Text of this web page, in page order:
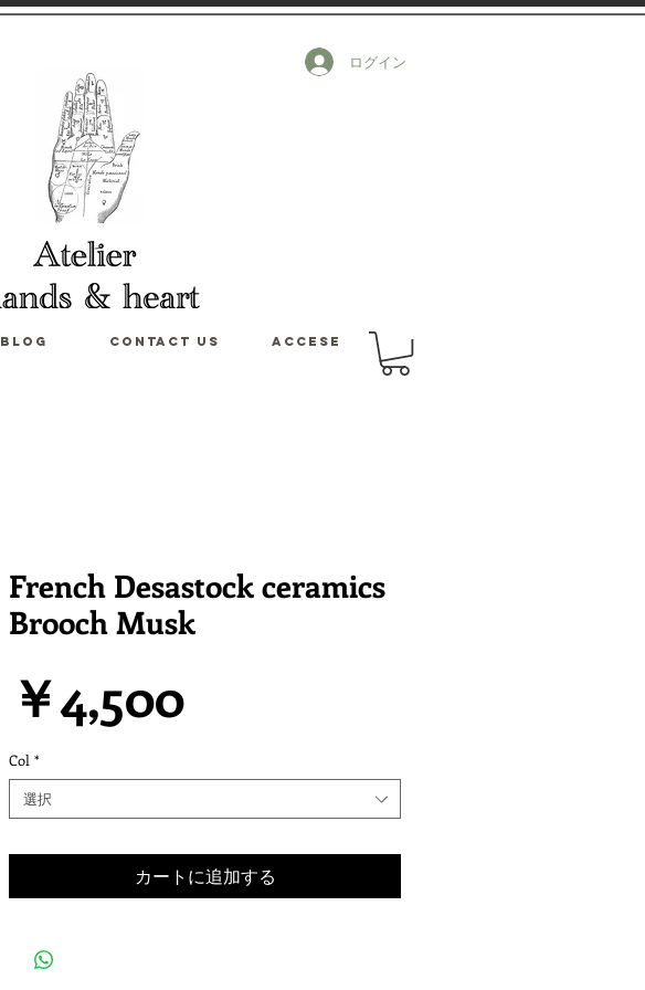
ログイン
blog contact us Accese
French Desastock ceramics
Brooch Musk
￥4,500価
Col *
選択
カートに追加する